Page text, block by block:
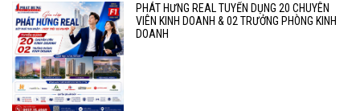
PHÁT HƯNG REAL TUYỂN DỤNG 20 CHUYÊN
VIÊN KINH DOANH & 02 TRƯỞNG PHÒNG KINH
DOANH